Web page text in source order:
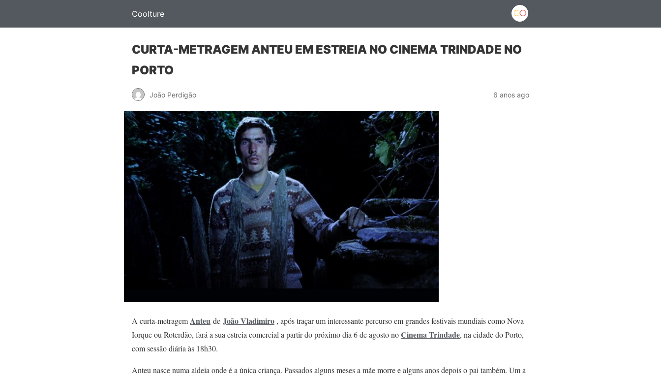
Coolture
CURTA-METRAGEM ANTEU EM ESTREIA NO CINEMA TRINDADE NO
PORTO
João Perdigão 6 anos ago
A curta-metragemAnteu de João Vladimiro , após traçar um interessante percurso em grandes festivais mundiais como Nova
Iorque ou Roterdão, fará a sua estreia comercial a partir do próximo dia 6 de agosto noCinema Trindade, na cidade do Porto,
com sessão diária às 18h30.
Anteu nasce numa aldeia onde é a única criança. Passados alguns meses a mãe morre e alguns anos depois o pai também. Um a